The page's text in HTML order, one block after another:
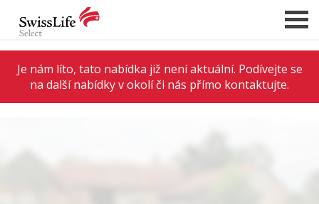
NABÍDKA NEMOVITOSTÍ
Je nám líto, tato nabídka již není aktuální. Podívejte se
na další nabídky v okolí či nás přímo kontaktujte.